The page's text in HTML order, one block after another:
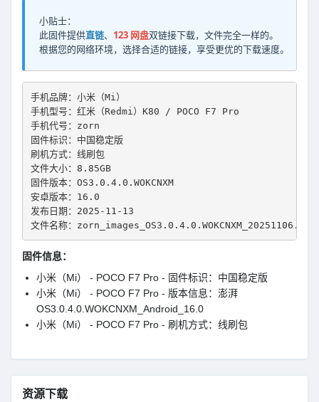
小贴士：
此固件提供直链、 123 网盘双链接下载，文件完全一样的。
根据您的网络环境，选择合适的链接，享受更优的下载速度。
手机品牌：小米（Mi）
手机型号：红米（Redmi）K80 / POCO F7 Pro
手机代号：zorn
固件标识：中国稳定版
刷机方式：线刷包
文件大小：8.85GB
固件版本：OS3.0.4.0.WOKCNXM
安卓版本：16.0
发布日期：2025-11-13
文件名称：
固件信息：
小米（Mi） - POCO F7 Pro - 固件标识：中国稳定版
小米（Mi） - POCO F7 Pro - 版本信息：澎湃
OS3.0.4.0.WOKCNXM_Android_16.0
小米（Mi） - POCO F7 Pro - 刷机方式：线刷包
资源下载